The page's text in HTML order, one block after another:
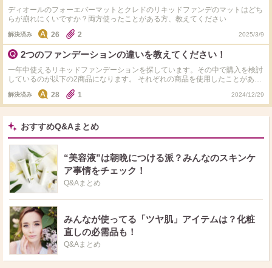
ディオールのフォーエバーマットとクレドのリキッドファンデのマットはどち
らが崩れにくいですか？両方使ったことがある方、教えてください
解決済み 26 2 2025/3/9
2つのファンデーションの違いを教えてください！
一年中使えるリキッドファンデーションを探しています。その中で購入を検討
しているのが以下の2商品になります。 それぞれの商品を使用したことがある
方にぜひ長所と短所や違い、記載のような肌質・求めている機能に合っている
商品等を教えていただきたいです。 ◯購入候補商品 ① ディオールスキン フォ
ーエヴァー フルイド マット ② タンイドル ウルトラ ウェア リキッド N ◯当方
の肌質 春夏:Tゾーン・Uゾーンは油田、その他は乾燥肌。汗かきで少し出歩い
ただけで滝汗。 秋冬:乾燥肌寄りの混合肌(Tゾーン・Uゾーンは若干テカる)。
◯欲しい機能 ・春と冬の外出時はほとんどマスクを着用しているので擦れに
強いと嬉しいです。 ・鼻の毛穴落ちが気になるので毛穴落ちしにくいもの、
あるいは毛穴落ち(崩れて)しても分かりにくいと良いです。 ・肌の赤みが強い
ので，メイク後に時間が経っても肌の色味が透けにくいといいかなと思ってい
ます。 ◯普段使用するツール ・スパチュラ ・スポンジ
解決済み 28 1 2024/12/29
おすすめQ&Aまとめ
“美容液”は朝晩につける派？みんなのスキンケ
ア事情をチェック！
Q&Aまとめ
みんなが使ってる「ツヤ肌」アイテムは？化粧
直しの必需品も！
Q&Aまとめ